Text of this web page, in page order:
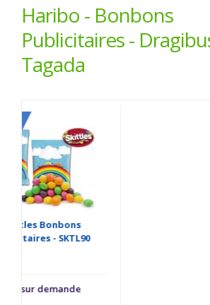
Haribo - Bonbons
Publicitaires -
Tagada
Fraises Tagada
Publicitaires Haribo
Prix sur demande